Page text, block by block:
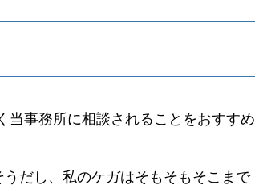
当事務所に相談されることをおすすめ
だし、私のケガはそもそもそこまで